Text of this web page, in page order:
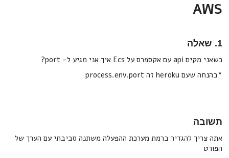
AWS
1. שאלה
כשאני מקים api עם אקספרס על Ecs איך אני מגיע ל- port?
*בהנחה שעם heroku זה process.env.port
תשובה
אתה צריך להגדיר ברמת מערכת ההפעלה משתנה סביבתי עם הערך של
הפורט